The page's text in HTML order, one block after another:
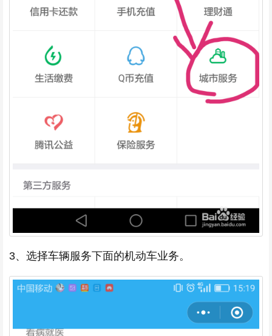
3、选择车辆服务下面的机动车业务。